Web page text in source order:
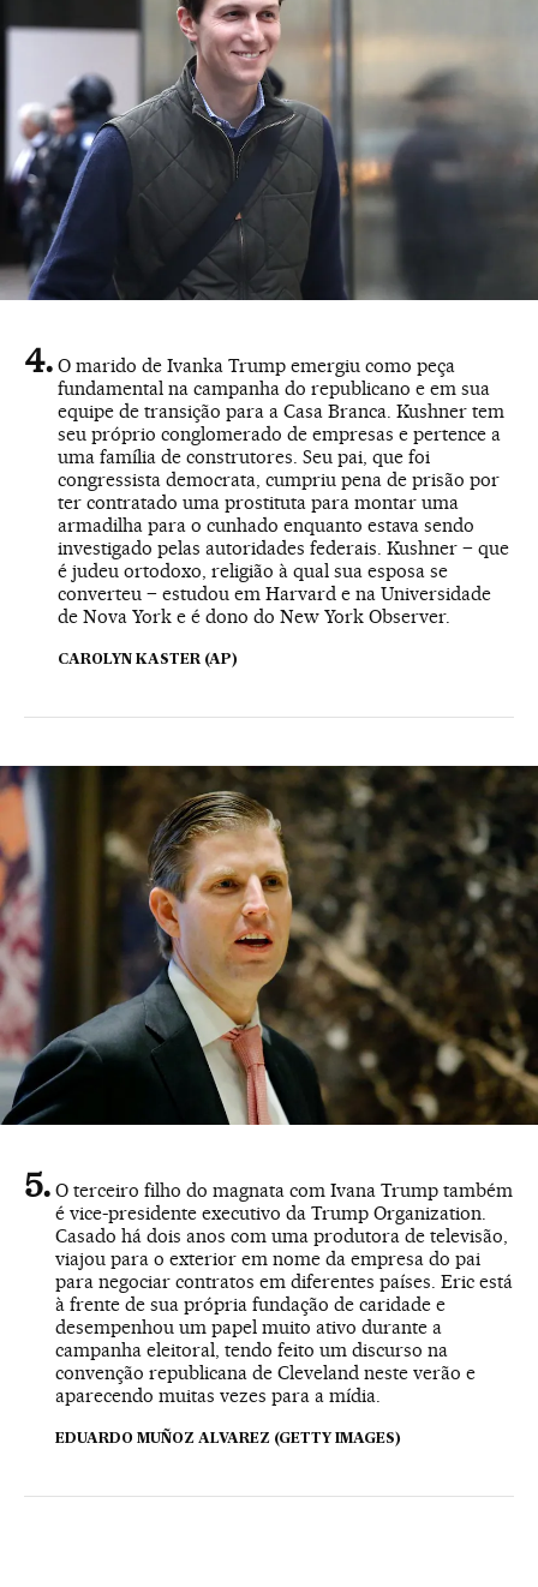
O marido de Ivanka Trump emergiu como peça
fundamental na campanha do republicano e em sua
equipe de transição para a Casa Branca. Kushner tem
seu próprio conglomerado de empresas e pertence a
uma família de construtores. Seu pai, que foi
congressista democrata, cumpriu pena de prisão por
ter contratado uma prostituta para montar uma
armadilha para o cunhado enquanto estava sendo
investigado pelas autoridades federais. Kushner – que
é judeu ortodoxo, religião à qual sua esposa se
converteu – estudou em Harvard e na Universidade
de Nova York e é dono do New York Observer.
CAROLYN KASTER (AP)
O terceiro filho do magnata com Ivana Trump também
é vice-presidente executivo da Trump Organization.
Casado há dois anos com uma produtora de televisão,
viajou para o exterior em nome da empresa do pai
para negociar contratos em diferentes países. Eric está
à frente de sua própria fundação de caridade e
desempenhou um papel muito ativo durante a
campanha eleitoral, tendo feito um discurso na
convenção republicana de Cleveland neste verão e
aparecendo muitas vezes para a mídia.
EDUARDO MUÑOZ ALVAREZ (GETTY IMAGES)